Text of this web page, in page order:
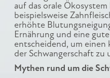
auf das orale
beispielsweise
erhöhte
Ernährung und eine
entscheidend, um einen
der Schwangerschaft zu
Mythen rund um die